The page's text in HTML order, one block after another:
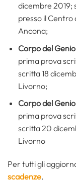
dicembre 2019;
presso il Centro
Ancona;
Corpo del
prima prova
scritta 18
Livorno;
Corpo del
prima prova
scritta 20
Livorno
Per tutti gli
scadenze.